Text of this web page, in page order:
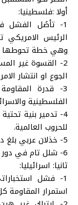
أولا :فلسطينيا:
1- تأصُل الفشل
الرئيس الامريكي
وهي خطة تحوطها
2- القسوة غير
الجوع او انتشار
3- قدرة
الفلسطينية
4- تدمير بنية
للحروب العالمية.
5- خذلان عربي بلغ درجة لم يتوقعها اكثر المتشائمين .
6- شلل تام في دور سلطة التنسيق الامني الفلسطينية
ثانيا: اسرائيليا:
1- فشل
استمرار المقاومة